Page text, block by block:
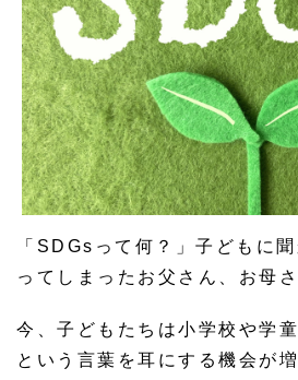
「SDGsって何？」子どもに
ってしまったお父さん、お母
今、子どもたちは小学校や学
という言葉を耳にする機会が